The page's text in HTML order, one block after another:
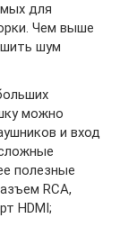
для
Чем выше
шум
можно
и вход
полезные
RCA,
HDMI;